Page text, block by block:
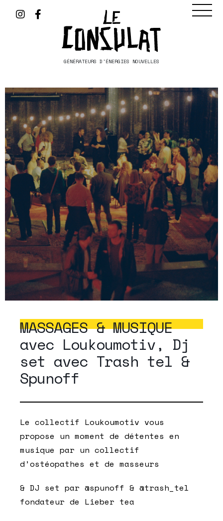
GÉNÉRATEURS D'ÉNERGIES NOUVELLES
MASSAGES & MUSIQUE
avec Loukoumotiv, Dj
set avec Trash tel &
Spunoff
Le collectif Loukoumotiv vous
propose un moment de détentes en
musique par un collectif
d’ostéopathes et de masseurs
& DJ set par @spunoff & @trash_tel
fondateur de Lieber tea